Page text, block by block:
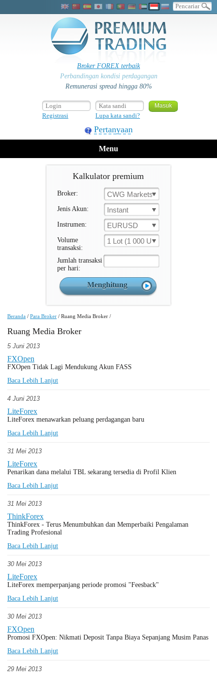
Broker FOREX terbaik
Perbandingan kondisi perdagangan
Remunerasi spread hingga 80%
Registrasi Lupa kata sandi?
Pertanyaan
Menu
Kalkulator premium
Broker: CWG Markets
Jenis Akun: Instant
Instrumen: EURUSD
Volume
transaksi:
1 Lot (1 000 Unit )
Jumlah transaksi
per hari:
Beranda / Para Broker / Ruang Media Broker /
Ruang Media Broker
5 Juni 2013
FXOpen
FXOpen Tidak Lagi Mendukung Akun FASS
Baca Lebih Lanjut
4 Juni 2013
LiteForex
LiteForex menawarkan peluang perdagangan baru
Baca Lebih Lanjut
31 Mei 2013
LiteForex
Penarikan dana melalui TBL sekarang tersedia di Profil Klien
Baca Lebih Lanjut
31 Mei 2013
ThinkForex
ThinkForex - Terus Menumbuhkan dan Memperbaiki Pengalaman
Trading Profesional
Baca Lebih Lanjut
30 Mei 2013
LiteForex
LiteForex memperpanjang periode promosi "Feesback"
Baca Lebih Lanjut
30 Mei 2013
FXOpen
Promosi FXOpen: Nikmati Deposit Tanpa Biaya Sepanjang Musim Panas
Baca Lebih Lanjut
29 Mei 2013